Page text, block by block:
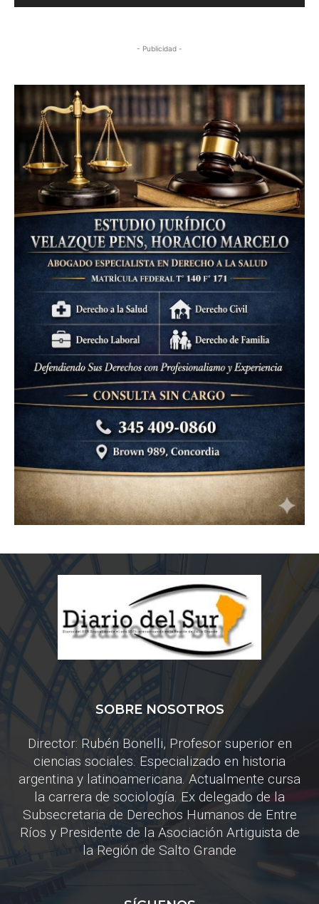
- Publicidad -
SOBRE NOSOTROS
Director: Rubén Bonelli, Profesor superior en
ciencias sociales. Especializado en historia
argentina y latinoamericana. Actualmente cursa
la carrera de sociología. Ex delegado de la
Subsecretaria de Derechos Humanos de Entre
Ríos y Presidente de la Asociación Artiguista de
la Región de Salto Grande